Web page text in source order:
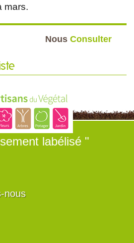
mars.
Nous Consulter
labélisé "
nous